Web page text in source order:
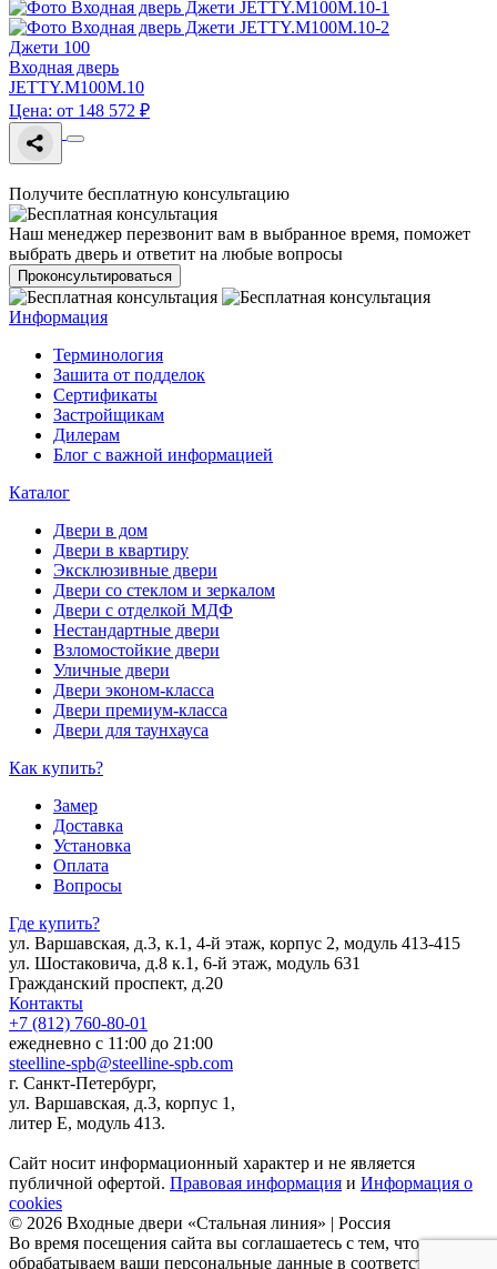
Джети 100
Входная дверь
JETTY.M100M.10
Цена: от 148 572 ₽
Получите бесплатную консультацию
Наш менеджер перезвонит вам в выбранное время, поможет
выбрать дверь и ответит на любые вопросы
Проконсультироваться
Информация
Терминология
Зашита от подделок
Сертификаты
Застройщикам
Дилерам
Блог с важной информацией
Каталог
Двери в дом
Двери в квартиру
Эксклюзивные двери
Двери со стеклом и зеркалом
Двери с отделкой МДФ
Нестандартные двери
Взломостойкие двери
Уличные двери
Двери эконом-класса
Двери премиум-класса
Двери для таунхауса
Как купить?
Замер
Доставка
Установка
Оплата
Вопросы
Где купить?
ул. Варшавская, д.3, к.1, 4-й этаж, корпус 2, модуль 413-415
ул. Шостаковича, д.8 к.1, 6-й этаж, модуль 631
Гражданский проспект, д.20
Контакты
+7 (812) 760-80-01
ежедневно с 11:00 до 21:00
steelline-spb@steelline-spb.com
г. Санкт-Петербург,
ул. Варшавская, д.3, корпус 1,
литер Е, модуль 413.
Сайт носит информационный характер и не является
публичной офертой. Правовая информация и Информация о
cookies
© 2026 Входные двери «Стальная линия» | Россия
Во время посещения сайта вы соглашаетесь с тем, что мы
обрабатываем ваши персональные данные в соответствии с